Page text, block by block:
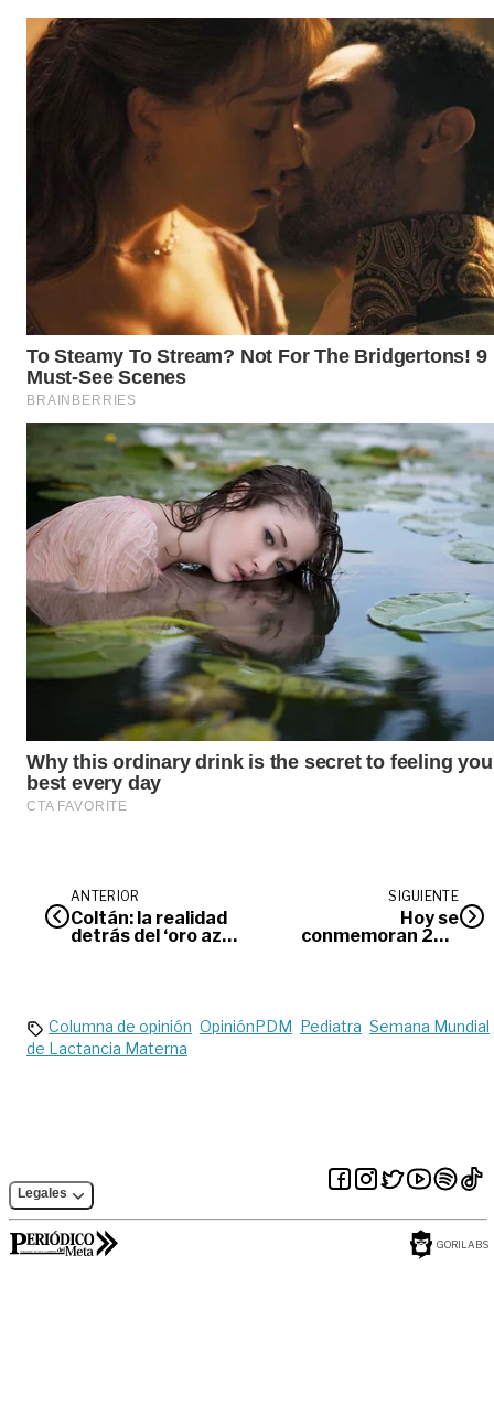
ANTERIOR
Coltán: la realidad
detrás del ‘oro azul’
SIGUIENTE
Hoy se
conmemoran 204
Columna de opinión OpiniónPDM Pediatra Semana Mundial
de Lactancia Materna
Legales
GORILABS